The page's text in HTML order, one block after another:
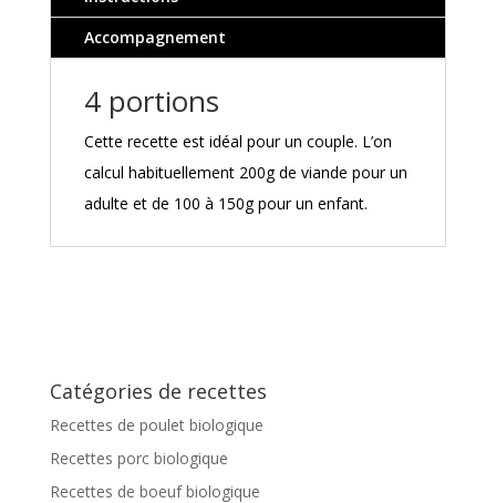
Accompagnement
4 portions
Cette recette est idéal pour un couple. L’on
calcul habituellement 200g de viande pour un
adulte et de 100 à 150g pour un enfant.
Catégories de recettes
Recettes de poulet biologique
Recettes porc biologique
Recettes de boeuf biologique